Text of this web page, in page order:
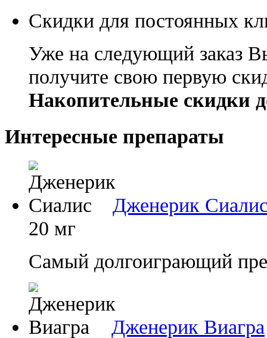
Скидки для постоянных
Уже на следующий заказ
получите свою первую
Накопительные скидки
Интересные препараты
Дженерик
20 мг
Самый долгоиграющий
Дженерик Виагра